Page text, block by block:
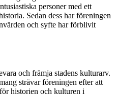
personer med ett
Sedan dess har föreningen
och syfte har förblivit
och främja stadens kulturarv.
strävar föreningen efter att
historien och kulturen i